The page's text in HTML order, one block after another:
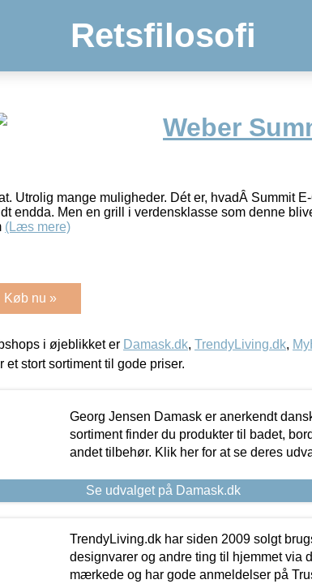
Retsfilosofi
Weber
Utrolig mange muligheder. Dét er, hvadÂ Summit
endda. Men en grill i verdensklasse som denne
(Læs mere)
Køb nu »
i øjeblikket er Damask.dk, TrendyLiving.dk,
et stort sortiment til gode priser.
Georg Jensen Damask er anerkendt
sortiment finder du produkter til badet,
andet tilbehør. Klik her for at se deres
Se udvalget på Damask.dk
TrendyLiving.dk har siden 2009 solgt
designvarer og andre ting til hjemmet via
mærkede og har gode anmeldelser på